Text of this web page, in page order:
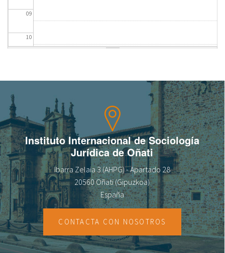
09
10
16
18
19
Instituto Internacional de Sociología
Jurídica de Oñati
Ibarra Zelaia 3 (AHPG) - Apartado 28
20560 Oñati (Gipuzkoa)
España
CONTACTA CON NOSOTROS